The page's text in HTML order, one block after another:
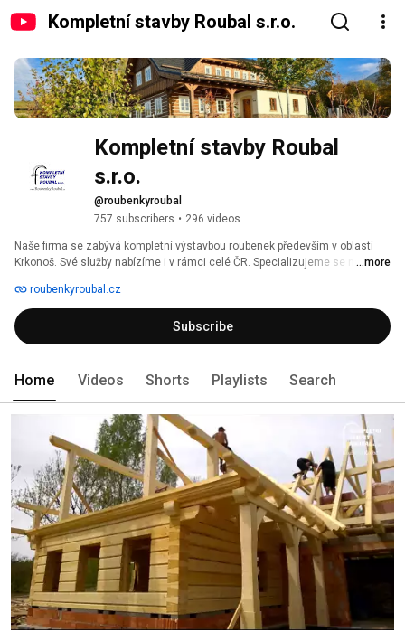
Kompletní stavby Roubal s.r.o.
Kompletní stavby Roubal
s.r.o.
@roubenkyroubal
757 subscribers • 296 videos
Naše firma se zabývá kompletní výstavbou roubenek především v oblasti
Krkonoš. Své služby nabízíme i v rámci celé ČR. Specializujeme se na
dobovém stylu. Zajistíme vám kompletní stavbu na klíč, od návrhů,
výstavby až po realizaci interiéru.
...more
roubenkyroubal.cz
Subscribe
Home Videos Shorts Playlists Search